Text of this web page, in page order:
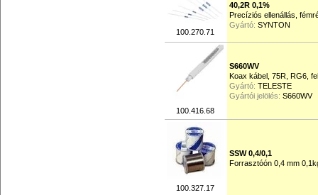
100.270.71
40,2R 0,1%
Precíziós ellenállás,
Gyártó: SYNTON
100.416.68
S660WV
Koax kábel, 75R, RG6,
Gyártó: TELESTE
Gyártói jelölés: S660WV
100.327.17
SSW 0,4/0,1
Forrasztóón 0,4 mm